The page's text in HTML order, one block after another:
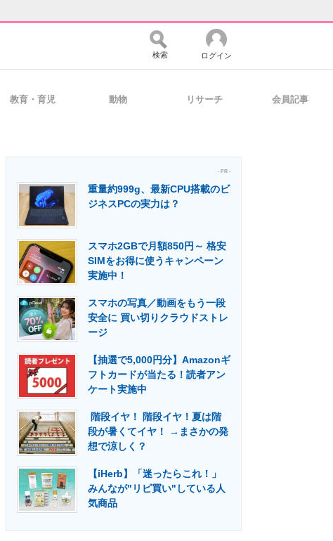
のコミュニティ マーケ×ITの今がよく分かる
入・活用を支援
の専門メディア 建設×テクノロジーの最前線
検索 ログイン
教育・育児 動物 リサーチ 会員記事
- PR -
重量約999g、最新CPU搭載のビ
ジネスPCの実力は？
スマホ2GBで月額850円～ 格安
SIMをお得に使うキャンペーン
実施中！
スマホの写真／動画をもう一段
安全に 買い切りクラウドストレ
ージ
【抽選で5,000円分】Amazonギ
フトカードが当たる！読者アン
ケート実施中
階段イヤ！ 階段イヤ！夏は階
段が暑くてイヤ！ →まさかの発
想で涼しく？
【iHerb】「迷ったらこれ！」
みんなが"リピ買い"している人
気商品